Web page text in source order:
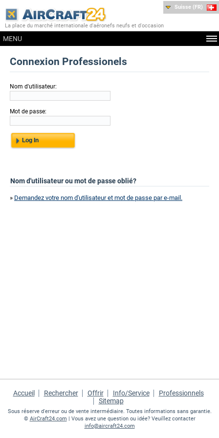
La place du marché internationale d'aéronefs neufs et d'occasion
MENU
Suisse (FR)
Connexion Professionels
Nom d'utilisateur:
Mot de passe:
Nom d'utilisateur ou mot de passe oblié?
» Demandez votre nom d'utilisateur et mot de passe par e-mail.
Accueil Rechercher Offrir Info/Service
Professionnels
Sitemap
Sous réserve d'erreur ou de vente intermédiaire. Toutes informations sans garantie.
© AirCraft24.com | Vous avez une question ou idée? Veuillez contacter
info@aircraft24.com